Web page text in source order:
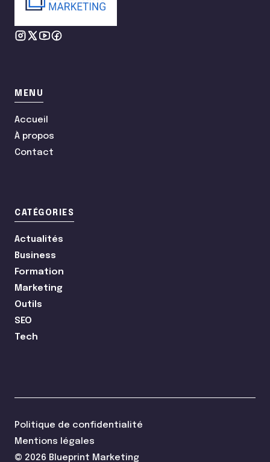
MENU
Accueil
À propos
Contact
CATÉGORIES
Actualités
Business
Formation
Marketing
Outils
SEO
Tech
© 2026 Blueprint Marketing
Politique de confidentialité
Mentions légales